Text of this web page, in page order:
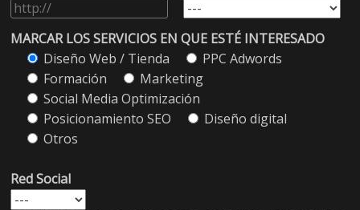
MARCAR LOS SERVICIOS EN QUE ESTÉ INTERESADO
Diseño Web / Tienda
PPC Adwords
Formación
Marketing
Social Media Optimización
Posicionamiento SEO
Diseño digital
Otros
Red Social